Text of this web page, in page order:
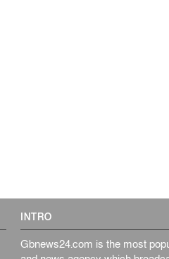
INTRO
Gbnews24.com is the most